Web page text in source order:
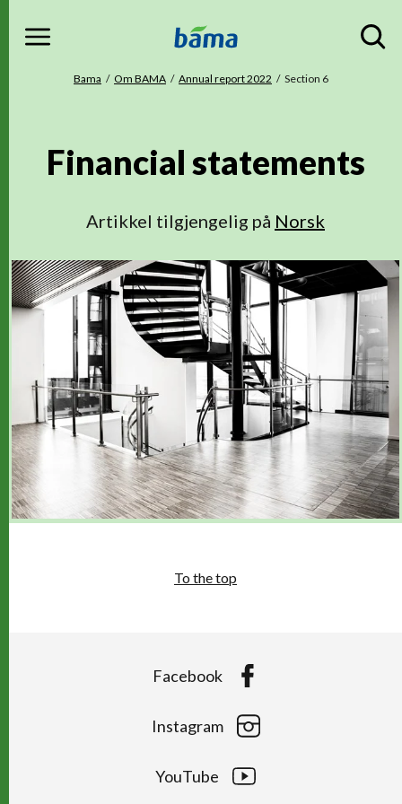
Menu
Du er her
Bama Om BAMA Annual report 2022 Section 6
Financial statements
Artikkel tilgjengelig på Norsk
To the top
Facebook
Instagram
YouTube